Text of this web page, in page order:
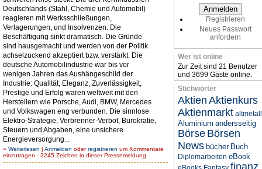
Deutschlands (Stahl, Chemie und Automobil)
reagieren mit Werksschließungen,
Verlagerungen, und Insolvenzen. Die
Beschäftigung sinkt dramatisch. Die Gründe
sind hausgemacht und werden von der Politik
achselzuckend akzeptiert bzw. verstärkt. Die
deutsche Automobilindustrie war bis vor
wenigen Jahren das Aushängeschild der
Industrie: Qualität, Eleganz, Zuverlässigkeit,
Prestige und Erfolg waren weltweit mit den
Herstellern wie Porsche, Audi, BMW, Mercedes
und Volkswagen eng verbunden. Die sinnlose
Elektro-Strategie, Verbrenner-Verbot, Bürokratie,
Steuern und Abgaben, eine unsichere
Energieversorgung...
» Weiterlesen | Anmelden oderregistrieren um Kommentare
einzutragen - 3245 Zeichen in dieser Pressemeldung
Registrieren
Neues Passwort
anfordern
Wer ist online
Zur Zeit sind 21 Benutzer
und 3699 Gäste online.
Stichwörter
Aktien Aktienkurs
Aktienmarkt altmetall
Aluminium andersseitig
Börse Börsen
News bücher Buch
Diplomarbeiten eBook
finanz